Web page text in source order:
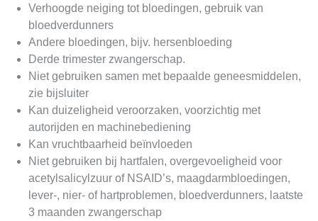
Verhoogde neiging tot bloedingen, gebruik van
bloedverdunners
Andere bloedingen, bijv. hersenbloeding
Derde trimester zwangerschap.
Niet gebruiken samen met bepaalde geneesmiddelen,
zie bijsluiter
Kan duizeligheid veroorzaken, voorzichtig met
autorijden en machinebediening
Kan vruchtbaarheid beïnvloeden
Niet gebruiken bij hartfalen, overgevoeligheid voor
acetylsalicylzuur of NSAID’s, maagdarmbloedingen,
lever-, nier- of hartproblemen, bloedverdunners, laatste
3 maanden zwangerschap